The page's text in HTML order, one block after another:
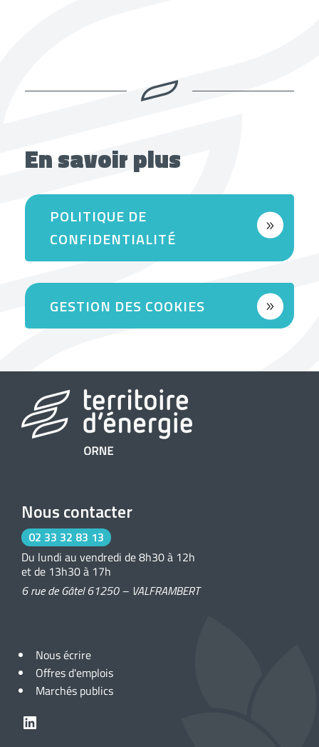
En savoir plus
POLITIQUE DE
CONFIDENTIALITÉ
GESTION DES COOKIES
Nous contacter
02 33 32 83 13
Du lundi au vendredi de 8h30 à 12h
et de 13h30 à 17h
6 rue de Gâtel 61250 – VALFRAMBERT
Nous écrire
Offres d'emplois
Marchés publics
LinkedIn